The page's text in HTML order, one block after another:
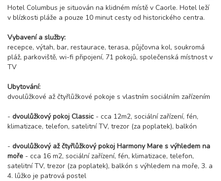
Hotel Columbus je situován na klidném místě v Caorle. Hotel leží
v blízkosti pláže a pouze 10 minut cesty od historického centra.
Vybavení a služby:
recepce, výtah, bar, restaurace, terasa, půjčovna kol, soukromá
pláž, parkoviště, wi-fi připojení, 71 pokojů, společenská místnost v
TV
Ubytování:
dvoulůžkové až čtyřlůžkové pokoje s vlastním sociálním zařízením
- dvoulůžkový pokoj Classic - cca 12m2, sociální zařízení, fén,
klimatizace, telefon, satelitní TV, trezor (za poplatek), balkón
- dvoulůžkový až čtyřlůžkový pokoj Harmony Mare s výhledem na
moře - cca 16 m2, sociální zařízení, fén, klimatizace, telefon,
satelitní TV, trezor (za poplatek), balkón s výhledem na moře, 3. a
4. lůžko je patrová postel